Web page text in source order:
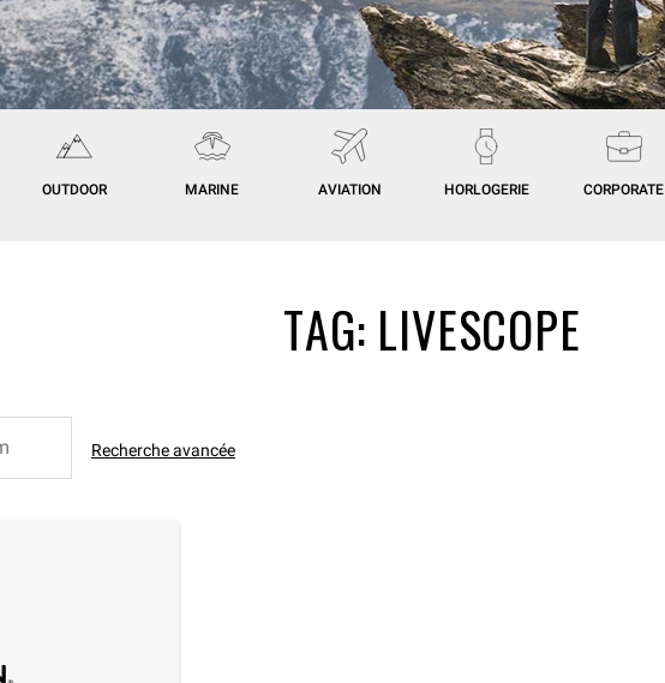
OUTDOOR MARINE AVIATION HORLOGERIE CORPORATE
TAG: LIVESCOPE
Recherche avancée